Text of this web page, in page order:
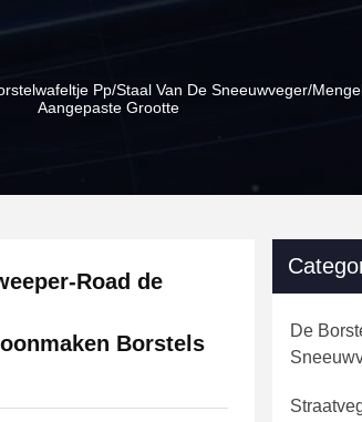
Pp/Staal Van De Sneeuwveger/
Aangepaste Grootte
Road de
Borstels
De